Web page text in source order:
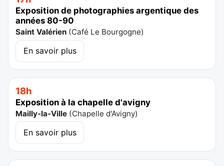
Exposition de photographies argentique des
années 80-90
Saint Valérien (Café Le Bourgogne)
En savoir plus
18h
Exposition à la chapelle d'avigny
Mailly-la-Ville (Chapelle d'Avigny)
En savoir plus